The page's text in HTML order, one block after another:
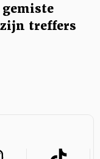
treffers